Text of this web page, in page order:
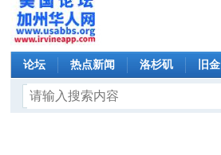
论坛 热点新闻 洛杉矶 旧